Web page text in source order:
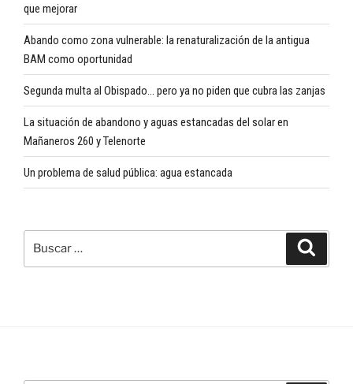
que mejorar
Abando como zona vulnerable: la renaturalización de la antigua
BAM como oportunidad
Segunda multa al Obispado… pero ya no piden que cubra las zanjas
La situación de abandono y aguas estancadas del solar en
Mañaneros 260 y Telenorte
Un problema de salud pública: agua estancada